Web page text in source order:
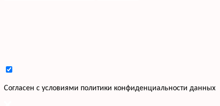
Cогласен с условиями политики конфиденциальности данных